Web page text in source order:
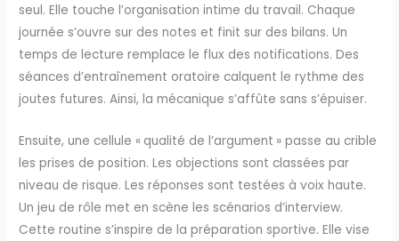
seul. Elle touche l’organisation intime du travail. Chaque
journée s’ouvre sur des notes et finit sur des bilans. Un
temps de lecture remplace le flux des notifications. Des
séances d’entraînement oratoire calquent le rythme des
joutes futures. Ainsi, la mécanique s’affûte sans s’épuiser.
Ensuite, une cellule « qualité de l’argument » passe au crible
les prises de position. Les objections sont classées par
niveau de risque. Les réponses sont testées à voix haute.
Un jeu de rôle met en scène les scénarios d’interview.
Cette routine s’inspire de la préparation sportive. Elle vise